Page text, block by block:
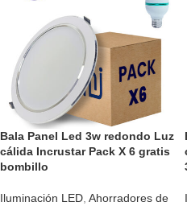
Bala Panel Led 3w redondo Luz
cálida Incrustar Pack X 6 gratis
bombillo
Iluminación LED, Ahorradores de